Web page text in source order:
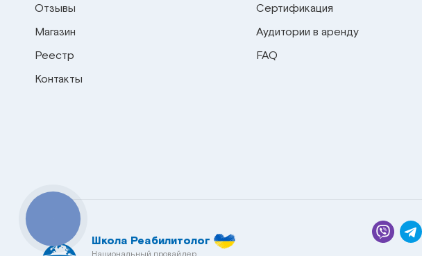
Отзывы
Магазин
Реестр
Контакты
Сертификация
Аудитории в аренду
FAQ
Школа Реабилитолог
Национальный провайдер